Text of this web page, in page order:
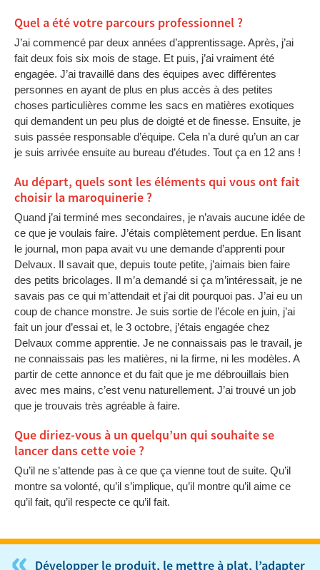
Quel a été votre parcours professionnel ?
J’ai commencé par deux années d’apprentissage. Après, j’ai
fait deux fois six mois de stage. Et puis, j’ai vraiment été
engagée. J’ai travaillé dans des équipes avec différentes
personnes en ayant de plus en plus accès à des petites
choses particulières comme les sacs en matières exotiques
qui demandent un peu plus de doigté et de finesse. Ensuite, je
suis passée responsable d’équipe. Cela n’a duré qu’un an car
je suis arrivée ensuite au bureau d’études. Tout ça en 12 ans !
Au départ, quels sont les éléments qui vous ont fait
choisir la maroquinerie ?
Quand j’ai terminé mes secondaires, je n’avais aucune idée de
ce que je voulais faire. J’étais complètement perdue. En lisant
le journal, mon papa avait vu une demande d’apprenti pour
Delvaux. Il savait que, depuis toute petite, j’aimais bien faire
des petits bricolages. Il m’a demandé si ça m’intéressait, je ne
savais pas ce qui m’attendait et j’ai dit pourquoi pas. J’ai eu un
coup de chance monstre. Je suis sortie de l’école en juin, j’ai
fait un jour d’essai et, le 3 octobre, j’étais engagée chez
Delvaux comme apprentie. Je ne connaissais pas le travail, je
ne connaissais pas les matières, ni la firme, ni les modèles. A
partir de cette annonce et du fait que je me débrouillais bien
avec mes mains, c’est venu naturellement. J’ai trouvé un job
que je trouvais très agréable à faire.
Que diriez-vous à un quelqu’un qui souhaite se
lancer dans cette voie ?
Qu’il ne s’attende pas à ce que ça vienne tout de suite. Qu’il
montre sa volonté, qu’il s’implique, qu’il montre qu’il aime ce
qu’il fait, qu’il respecte ce qu’il fait.
Développer le produit, le mettre à plat, l’adapter